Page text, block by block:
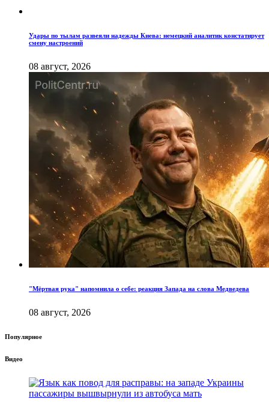
Удары по тылам развеяли надежды Киева: немецкий аналитик констатирует
смену настроений
08 август, 2026
"Мёртвая рука" напомнила о себе: реакция Запада на слова Медведева
08 август, 2026
Популярное
Видео